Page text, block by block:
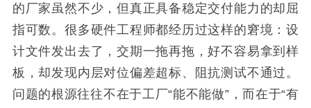
的厂家虽然不少，但真正具备稳定交付能力的却屈
指可数。很多硬件工程师都经历过这样的窘境：设
计文件发出去了，交期一拖再拖，好不容易拿到样
板，却发现内层对位偏差超标、阻抗测试不通过。
问题的根源往往不在于工厂“能不能做”，而在于“有